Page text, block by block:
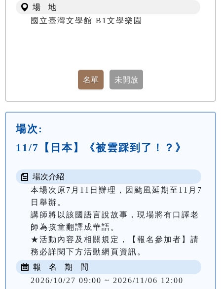
場 地
國立臺灣文學館 B1文學樂園
場次:
11/7【日本】《被雲踩到了！？》
場次介紹
本場次原7月11日辦理，因颱風延期至11月7
日舉辦。
講師將以該國語言說故事，現場將有口譯老
師為孩童翻譯成華語。
★活動內容及相關規定，【報名參加者】請
務必詳閱下方活動網頁資訊。
報 名 期 間
2026/10/27 09:00 ~ 2026/11/06 12:00